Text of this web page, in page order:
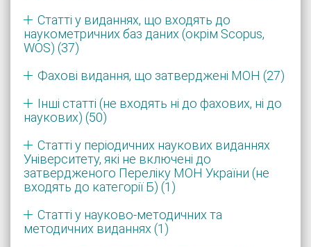
Статті у виданнях, що входять до
наукометричних баз даних (окрім Scopus,
WOS) (37)
Фахові видання, що затверджені МОН (27)
Інші статті (не входять ні до фахових, ні до
наукових) (50)
Статті у періодичних наукових виданнях
Університету, які не включені до
затвердженого Переліку МОН України (не
входять до категорії Б) (1)
Статті у науково-методичних та
методичних виданнях (1)